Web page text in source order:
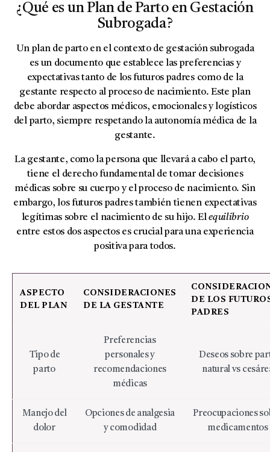
¿Qué es un Plan de Parto en Gestación
Subrogada?
Un plan de parto en el contexto de gestación subrogada
es un documento que establece las preferencias y
expectativas tanto de los futuros padres como de la
gestante respecto al proceso de nacimiento. Este plan
debe abordar aspectos médicos, emocionales y logísticos
del parto, siempre respetando la autonomía médica de la
gestante.
La gestante, como la persona que llevará a cabo el parto,
tiene el derecho fundamental de tomar decisiones
médicas sobre su cuerpo y el proceso de nacimiento. Sin
embargo, los futuros padres también tienen expectativas
legítimas sobre el nacimiento de su hijo. Elequilibrio
entre estos dos aspectos es crucial para una experiencia
positiva para todos.
ASPECTO
DEL PLAN
CONSIDERACIONES
DE LA GESTANTE
DE LOS
PADRES
Tipo de
parto
Preferencias
personales y
recomendaciones
médicas
Deseos sobre
natural vs
Manejo del
dolor
Opciones de analgesia
y comodidad
Preocupaciones
medicamentos